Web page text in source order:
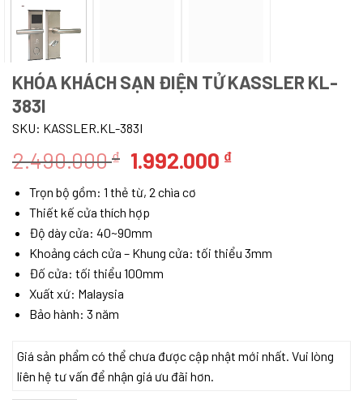
KHÓA KHÁCH SẠN ĐIỆN TỬ KASSLER KL-
383I
SKU: KASSLER.KL-383I
2.490.000₫ Giá
gốc
là:
2.490.000 ₫.
1.992.000 ₫Giá
1.992.000 ₫.
Trọn bộ gồm: 1 thẻ từ, 2 chìa cơ
Thiết kế cửa thích hợp
Độ dày cửa: 40~90mm
Khoảng cách cửa – Khung cửa: tối thiểu 3mm
Đố cửa: tối thiểu 100mm
Xuất xứ: Malaysia
Bảo hành: 3 năm
Giá sản phẩm có thể chưa được cập nhật mới nhất. Vui lòng
liên hệ tư vấn để nhận giá ưu đãi hơn.